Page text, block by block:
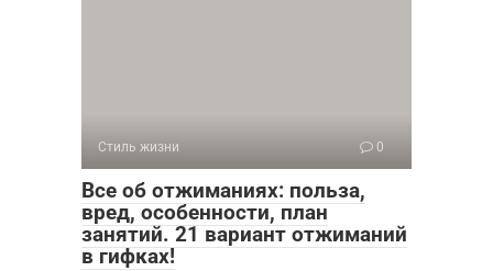
Стиль жизни 0
Все об отжиманиях: польза,
вред, особенности, план
занятий. 21 вариант отжиманий
в гифках!